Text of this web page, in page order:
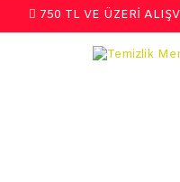
750 TL VE ÜZERİ